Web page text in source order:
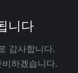
니다
감사합니다.
하겠습니다.